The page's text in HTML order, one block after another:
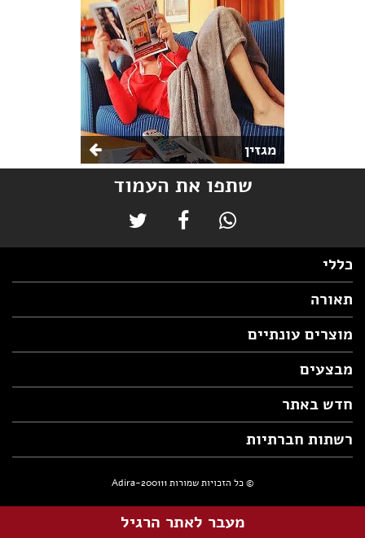
מגזין
שתפו את העמוד
כללי
תאורה
מוצרים עונתיים
מבצעים
חדש באתר
רשתות חברתיות
© כל הזכויות שמורות Adira-200111
מעבר לאתר הרגיל